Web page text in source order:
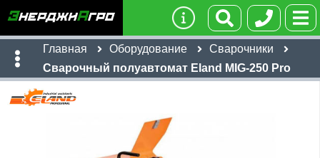
Главная Оборудование
Сварочники
Сварочный полуавтомат Eland MIG-250 Pro